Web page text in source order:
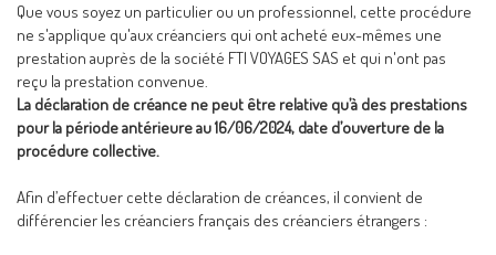
Que vous soyez un particulier ou un professionnel, cette procédure
ne s'applique qu'aux créanciers qui ont acheté eux-mêmes une
prestation auprès de la société FTI VOYAGES SAS et qui n'ont pas
reçu la prestation convenue.
La déclaration de créance ne peut être relative qu’à des prestations
pour la période antérieure au 16/06/2024, date d’ouverture de la
procédure collective.
Afin d’effectuer cette déclaration de créances, il convient de
différencier les créanciers français des créanciers étrangers :